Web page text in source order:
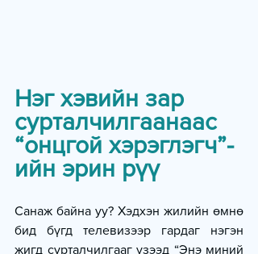
Нэг хэвийн зар
сурталчилгаанаас
“онцгой хэрэглэгч”-
ийн эрин рүү
Санаж байна уу? Хэдхэн жилийн өмнө
бид бүгд телевизээр гардаг нэгэн
жигд сурталчилгааг үзээд “Энэ миний